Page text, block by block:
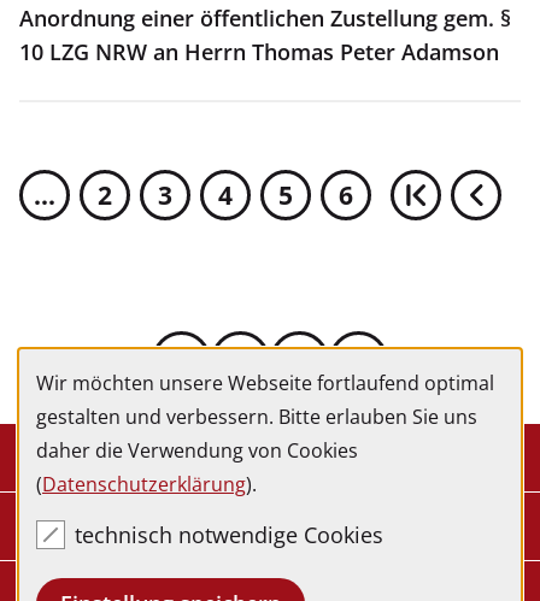
Anordnung einer öffentlichen Zustellung gem. §
10 LZG NRW an Herrn Thomas Peter Adamson
... 2 3 4 5 6
Kontakt
Service
Newsletter
Wir möchten unsere Webseite fortlaufend optimal
gestalten und verbessern. Bitte erlauben Sie uns
daher die Verwendung von Cookies
(Datenschutzerklärung).
technisch notwendige Cookies